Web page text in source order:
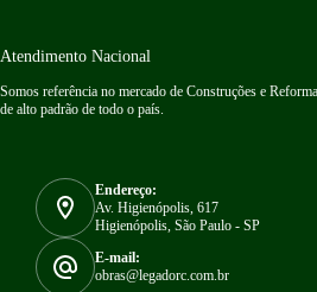
Atendimento Nacional
Somos referência no mercado de Construções e
de alto padrão de todo o país.
Endereço:
Av. Higienópolis, 617
Higienópolis, São Paulo - SP
E-mail:
obras@legadorc.com.br